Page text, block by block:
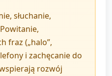
słuchanie,
fraz („halo”,
i zachęcanie do
rozwój